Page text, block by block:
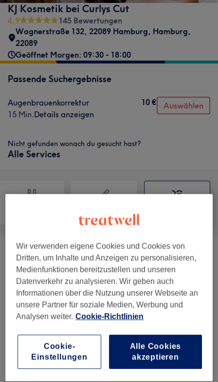
KJ Kosmetik bei Curlys Cut
4,9
145 Bewertungen
Wagnerstraße 132, 22089 Hamburg, Hamburg,
22089
Geöffnet Morgen: 09:30 - 18:00
Passende Suchergebnisse
Augenbrauenkorrektur
15 Min.Details anzeigen
10 € Auswählen
Nicht gefunden wonach du gesucht hast?
Alle Services
Gesichtsbehandlungen (5) ab 79 €
Augenbrauen & Wimpern (6) ab 8 €
Salonbewertungen
4,9 145 Bewertungen
Wir verwenden eigene Cookies und Cookies von
Dritten, um Inhalte und Anzeigen zu personalisieren,
Medienfunktionen bereitzustellen und unseren
Datenverkehr zu analysieren. Wir geben auch
Informationen über die Nutzung unserer Webseite an
unsere Partner für soziale Medien, Werbung und
Analysen weiter. Cookie-Richtlinien
Cookie-
Einstellungen
Alle Cookies
akzeptieren